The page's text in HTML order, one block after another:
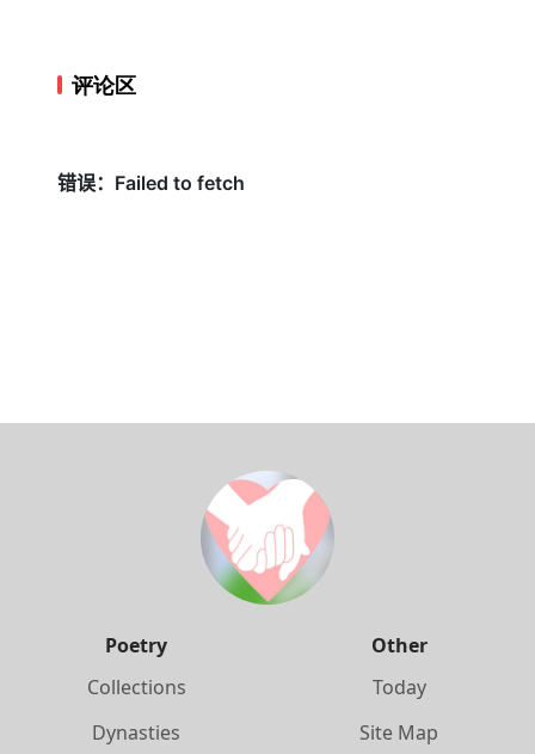
评论区
Poetry
Collections
Dynasties
Other
Today
Site Map